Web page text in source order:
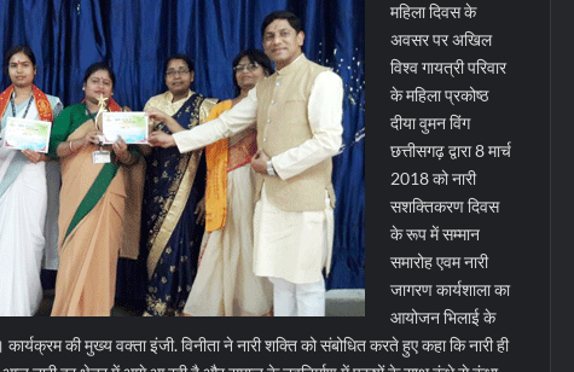
महिला दिवस के
अवसर पर अखिल
विश्व गायत्री परिवार
के महिला प्रकोष्ठ
दीया वुमन विंग
छत्तीसगढ़ द्वारा 8 मार्च
2018 को नारी
सशक्तिकरण दिवस
के रूप में सम्मान
समारोह एवम नारी
जागरण कार्यशाला का
आयोजन भिलाई के
की मुख्य वक्ता इंजी. विनीता ने नारी शक्ति को संबोधित करते हुए कहा कि नारी ही